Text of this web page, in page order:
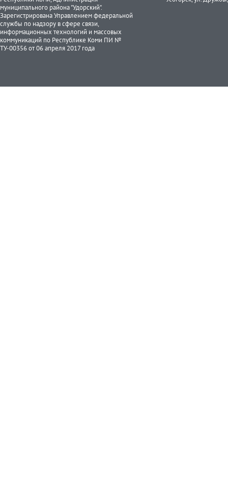
муниципального района "Удорский".
Зарегистрирована Управлением федеральной
службы по надзору в сфере связи,
информационных технологий и массовых
коммуникаций по Республике Коми ПИ №
ТУ-00356 от 06 апреля 2017 года